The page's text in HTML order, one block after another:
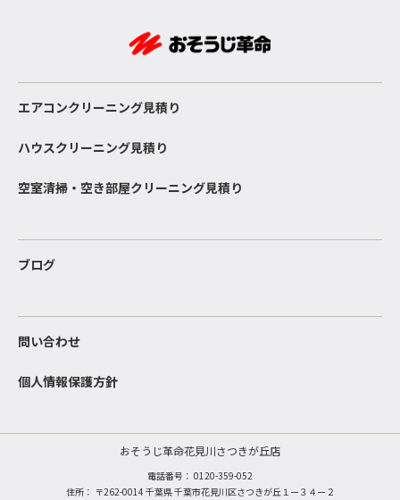
エアコンクリーニング見積り
ハウスクリーニング見積り
空室清掃・空き部屋クリーニング見積り
ブログ
問い合わせ
個人情報保護方針
おそうじ革命花見川さつきが丘店
電話番号： 0120-359-052
住所： 〒262-0014 千葉県 千葉市花見川区さつきが丘１ー３４ー２